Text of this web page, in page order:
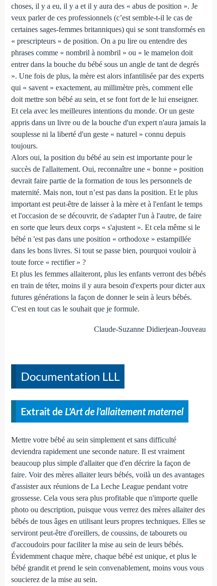
choses, il y a eu, il y a et il y aura des « abus de position ». Je
veux parler de ces professionnels (c’est semble-t-il le cas de
certaines sages-femmes britanniques) qui se sont transformés en
« prescripteurs » de position. On a pu lire ou entendre des
phrases comme « nombril à nombril » ou « le mamelon doit
entrer dans la bouche du bébé sous un angle de tant de degrés
». Une fois de plus, la mère est alors infantilisée par des experts
qui « savent » exactement, au millimètre près, comment elle
doit mettre son bébé au sein, et se font fort de le lui enseigner.
Et cela avec les meilleures intentions du monde. Or un geste
appris dans un livre ou de la bouche d'un expert n'aura jamais la
souplesse ni la liberté d'un geste « naturel » connu depuis
toujours.
Alors oui, la position du bébé au sein est importante pour le
succès de l'allaitement. Oui, reconnaître une « bonne » position
devrait faire partie de la formation de tous les personnels de
maternité. Mais non, tout n’est pas dans la position. Et le plus
important est peut-être de laisser à la mère et à l'enfant le temps
et l'occasion de se découvrir, de s'adapter l'un à l'autre, de faire
en sorte que leurs deux corps « s'ajustent ». Et cela même si le
bébé n 'est pas dans une position « orthodoxe » estampillée
dans les bons livres. Si tout se passe bien, pourquoi vouloir à
toute force « rectifier » ?
Et plus les femmes allaiteront, plus les enfants verront des bébés
en train de téter, moins il y aura besoin d'experts pour dicter aux
futures générations la façon de donner le sein à leurs bébés.
C'est en tout cas le souhait que je formule.
Claude-Suzanne Didierjean-Jouveau
Documentation LLL
Extrait de L'Art de l'allaitement maternel
Mettre votre bébé au sein simplement et sans difficulté
deviendra rapidement une seconde nature. Il est vraiment
beaucoup plus simple d'allaiter que d'en décrire la façon de
faire. Voir des mères allaiter leurs bébés, voilà un des avantages
d'assister aux réunions de La Leche League pendant votre
grossesse. Cela vous sera plus profitable que n'importe quelle
photo ou description, puisque vous verrez des mères allaiter des
bébés de tous âges en utilisant leurs propres techniques. Elles se
serviront peut-être d'oreillers, de coussins, de tabourets ou
d'accoudoirs pour faciliter la mise au sein de leurs bébés.
Évidemment chaque mère, chaque bébé est unique, et plus le
bébé grandit et prend le sein convenablement, moins vous vous
soucierez de la mise au sein.